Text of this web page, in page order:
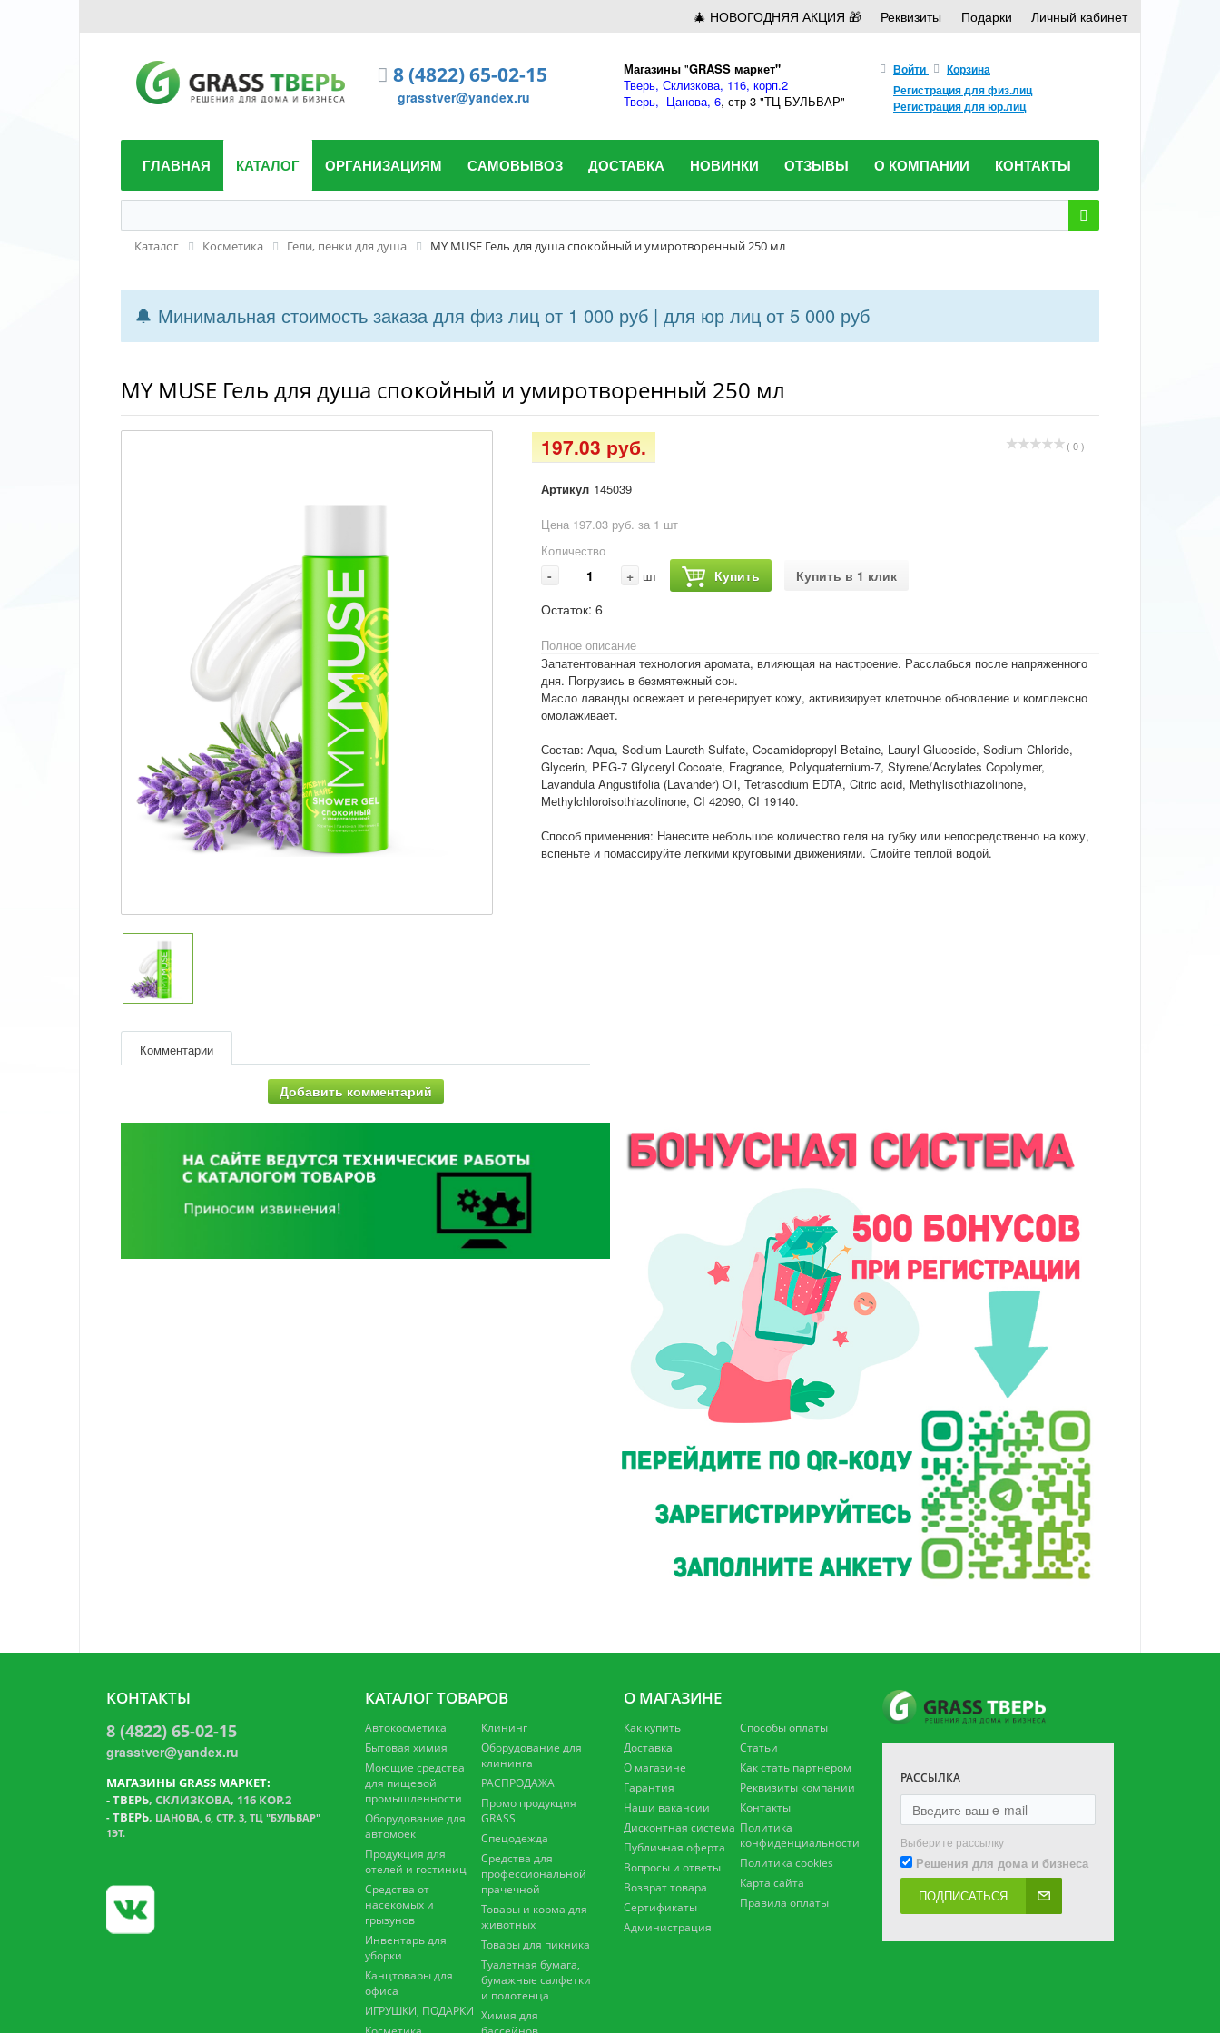
🎄 НОВОГОДНЯЯ АКЦИЯ 🎁 Реквизиты Подарки Личный кабинет
8 (4822) 65-02-15
grasstver@yandex.ru
Магазины "GRASS маркет"
Тверь, Склизкова, 116, корп.2
Тверь, Цанова, 6, стр 3 "ТЦ БУЛЬВАР"
Войти
Корзина
Регистрация для физ.лиц
Регистрация для юр.лиц
ГЛАВНАЯ КАТАЛОГ ОРГАНИЗАЦИЯМ САМОВЫВОЗ ДОСТАВКА НОВИНКИ ОТЗЫВЫ О КОМПАНИИ КОНТАКТЫ
Каталог Косметика Гели, пенки для душа MY MUSE Гель для душа спокойный и умиротворенный 250 мл
🔔 Минимальная стоимость заказа для физ лиц от 1 000 руб | для юр лиц от 5 000 руб
MY MUSE Гель для душа спокойный и умиротворенный 250 мл
( 0 )
197.03 руб.
Артикул 145039
Цена 197.03 руб. за 1 шт
Количество
- + шт Купить
Купить в 1 клик
Остаток: 6
Полное описание
Запатентованная технология аромата, влияющая на настроение. Расслабься после напряженного
дня. Погрузись в безмятежный сон.
Масло лаванды освежает и регенерирует кожу, активизирует клеточное обновление и комплексно
омолаживает.
Состав: Aqua, Sodium Laureth Sulfate, Cocamidopropyl Betaine, Lauryl Glucoside, Sodium Chloride,
Glycerin, PEG-7 Glyceryl Cocoate, Fragrance, Polyquaternium-7, Styrene/Acrylates Copolymer,
Lavandula Angustifolia (Lavander) Oil, Tetrasodium EDTA, Citric acid, Methylisothiazolinone,
Methylchloroisothiazolinone, CI 42090, CI 19140.
Способ применения: Нанесите небольшое количество геля на губку или непосредственно на кожу,
вспеньте и помассируйте легкими круговыми движениями. Смойте теплой водой.
Комментарии
Добавить комментарий
КОНТАКТЫ
8 (4822) 65-02-15
grasstver@yandex.ru
МАГАЗИНЫ GRASS МАРКЕТ:
-ТВЕРЬ, СКЛИЗКОВА, 116 КОР.2
- ТВЕРЬ, ЦАНОВА, 6, СТР. 3, ТЦ "БУЛЬВАР"
1ЭТ.
КАТАЛОГ ТОВАРОВ
Автокосметика
Бытовая химия
Моющие средства
для пищевой
промышленности
Оборудование для
автомоек
Продукция для
отелей и гостиниц
Средства от
насекомых и
грызунов
Инвентарь для
уборки
Канцтовары для
офиса
ИГРУШКИ, ПОДАРКИ
Клининг
Оборудование для
клининга
РАСПРОДАЖА
Промо продукция
GRASS
Спецодежда
Средства для
профессиональной
прачечной
Товары и корма для
животных
Товары для пикника
Туалетная бумага,
бумажные салфетки
и полотенца
Химия для
О МАГАЗИНЕ
Как купить
Доставка
О магазине
Гарантия
Наши вакансии
Дисконтная система
Публичная оферта
Вопросы и ответы
Возврат товара
Сертификаты
Администрация
Способы оплаты
Статьи
Как стать партнером
Реквизиты компании
Контакты
Политика
конфиденциальности
Политика cookies
Карта сайта
Правила оплаты
РАССЫЛКА
Выберите рассылку
Решения для дома и бизнеса
ПОДПИСАТЬСЯ